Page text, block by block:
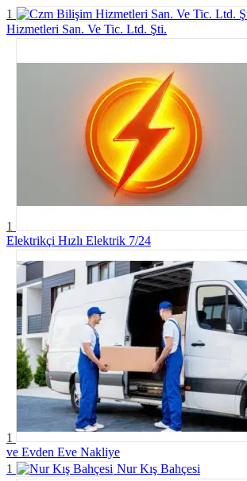
1
Hizmetleri San. Ve Tic. Ltd. Şti.
1
Elektrikçi Hızlı Elektrik 7/24
1
ve Evden Eve Nakliye
1
Nur Kış Bahçesi